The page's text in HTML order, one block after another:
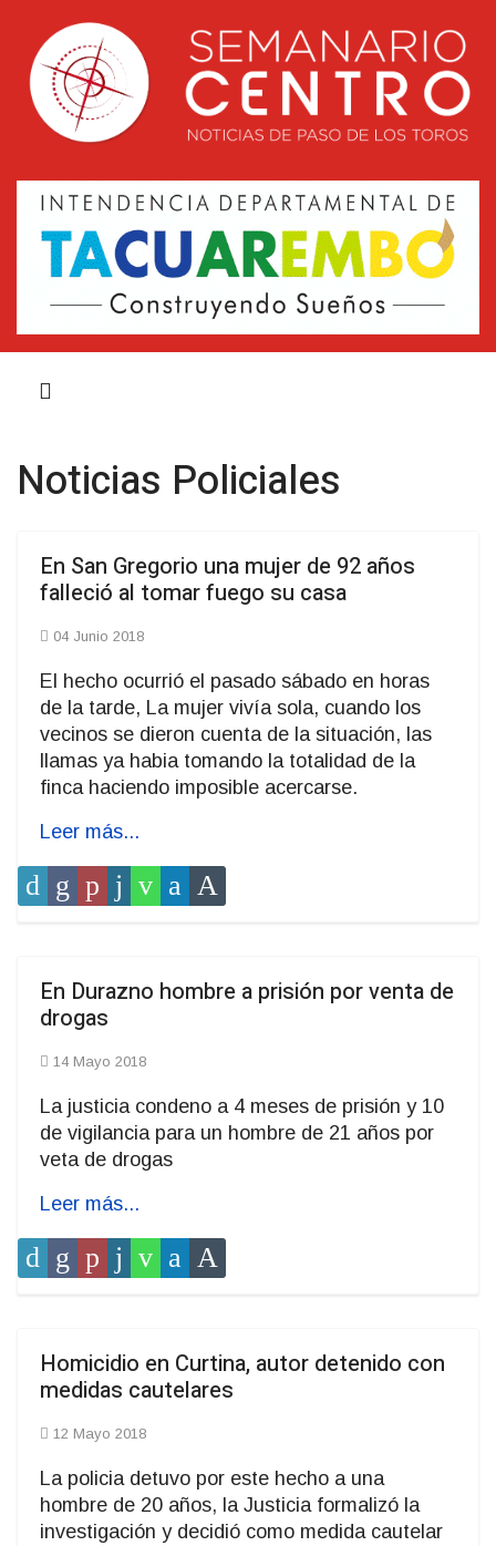
Noticias Policiales
En San Gregorio una mujer de 92 años
falleció al tomar fuego su casa
04 Junio 2018
El hecho ocurrió el pasado sábado en horas
de la tarde, La mujer vivía sola, cuando los
vecinos se dieron cuenta de la situación, las
llamas ya habia tomando la totalidad de la
finca haciendo imposible acercarse.
Leer más...
En Durazno hombre a prisión por venta de
drogas
14 Mayo 2018
La justicia condeno a 4 meses de prisión y 10
de vigilancia para un hombre de 21 años por
veta de drogas
Leer más...
Homicidio en Curtina, autor detenido con
medidas cautelares
12 Mayo 2018
La policia detuvo por este hecho a una
hombre de 20 años, la Justicia formalizó la
investigación y decidió como medida cautelar